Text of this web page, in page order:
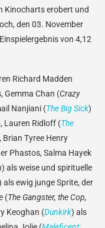
Kinocharts erobert und
den 03. November
von 4,12
Richard Madden
Gemma Chan (Crazy
Nanjiani (The Big Sick)
Lauren Ridloff (The
Tyree Henry
Phastos, Salma Hayek
) als weise und spirituelle
als ewig junge Sprite, der
(The Gangster, the Cop,
Keoghan (Dunkirk) als